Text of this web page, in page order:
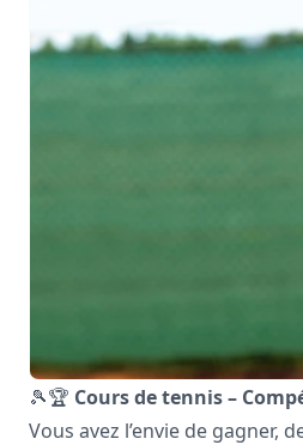
🎾🏆 Cours de tennis –
Vous avez l’envie de